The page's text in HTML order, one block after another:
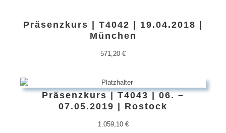
Präsenzkurs | T4042 | 19.04.2018 |
München
571,20 €
Präsenzkurs | T4043 | 06. –
07.05.2019 | Rostock
1.059,10 €